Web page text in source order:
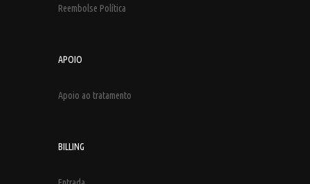
Reembolse Política
APOIO
Apoio ao tratamento
BILLING